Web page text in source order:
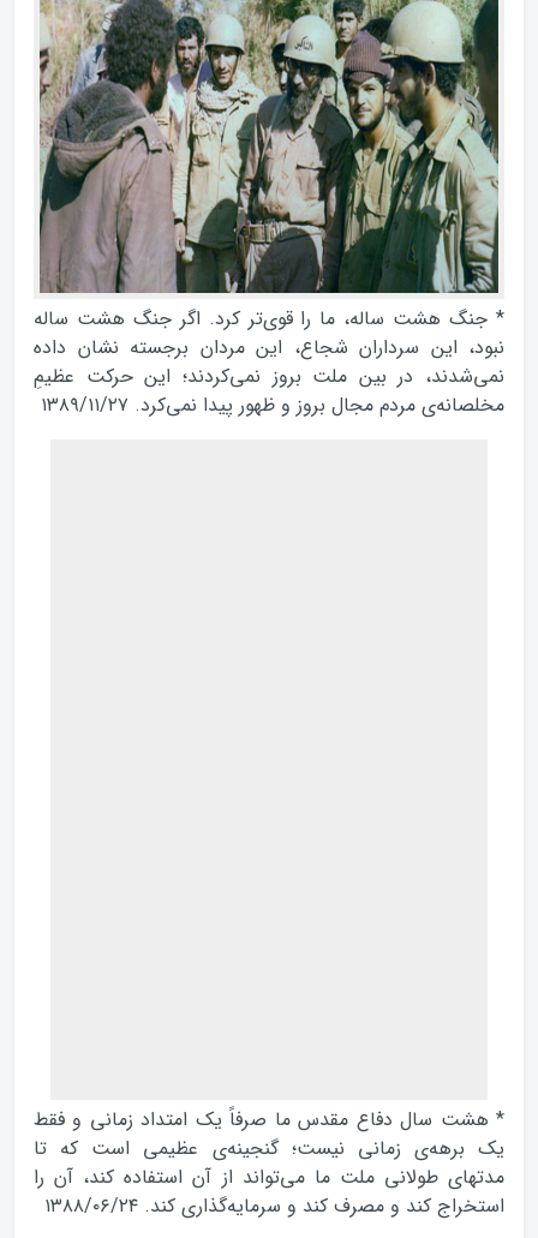
* جنگ هشت ساله، ما را قوى‌تر كرد. اگر جنگ هشت ساله
نبود، اين سرداران شجاع، اين مردان برجسته نشان داده
نمي‌شدند، در بين ملت بروز نمي‌كردند؛ اين حركت عظيمِ
مخلصانه‌ى مردم مجال بروز و ظهور پيدا نمي‌كرد. ۱۳۸۹/۱۱/۲۷
* هشت سال دفاع مقدس ما صرفاً يك امتداد زمانى و فقط
يك برهه‌‌‌‌‌‌‌‌‌‌‌‌ى زمانى نيست؛ گنجينه‌‌‌‌‌‌‌‌‌‌‌‌ى عظيمى است كه تا
مدتهاى طولانى ملت ما مي‌تواند از آن استفاده كند، آن را
استخراج كند و مصرف كند و سرمايه‌‌‌‌‌‌‌‌‌‌‌‌گذارى كند. ۱۳۸۸/۰۶/۲۴